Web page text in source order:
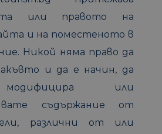
или правото на
и на поместеното в
Никой няма право да
и да е начин, да
или
съдържание от
различни от или